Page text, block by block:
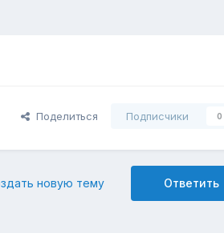
Поделиться Подписчики 0
Ответить
новую тему